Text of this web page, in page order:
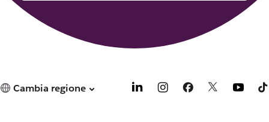
Cambia regione